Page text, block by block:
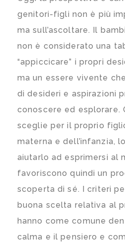
genitori-figli non è più
ma sull’ascoltare. Il
non è considerato una
“appiccicare” i propri
ma un essere vivente
di desideri e aspirazioni
conoscere ed esplorare.
sceglie per il proprio
materna e dell’infanzia,
aiutarlo ad esprimersi al
favoriscono quindi un
scoperta di sé. I criteri
buona scelta relativa al
hanno come comune
calma e il pensiero e